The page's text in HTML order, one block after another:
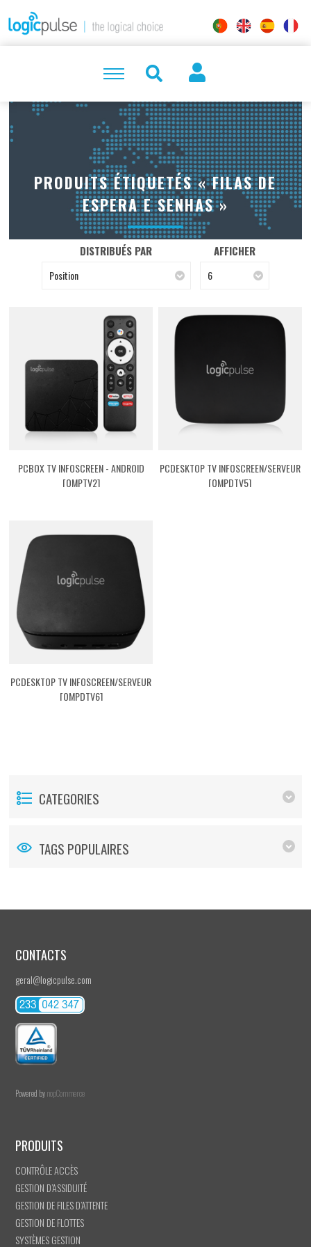
PRODUITS ÉTIQUETÉS « FILAS DE
ESPERA E SENHAS »
DISTRIBUÉS PAR
Position
AFFICHER
6
PCBOX TV INFOSCREEN - ANDROID
[QMPTV2]
PCDESKTOP TV INFOSCREEN/SERVEUR
[QMPDTV5]
PCDESKTOP TV INFOSCREEN/SERVEUR
[QMPDTV6]
CATEGORIES
TAGS POPULAIRES
CONTACTS
geral@logicpulse.com
Powered bynopCommerce
PRODUITS
CONTRÔLE ACCÈS
GESTION D’ASSIDUITÉ
GESTION DE FILES D’ATTENTE
GESTION DE FLOTTES
SYSTÈMES GESTION